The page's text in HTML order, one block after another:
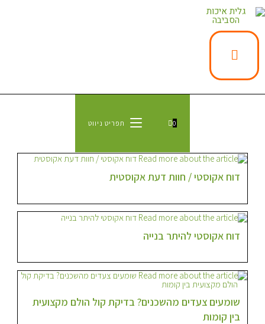
0 תפריט ניווט
דוח אקוסטי / חוות דעת אקוסטית
דוח אקוסטי להיתר בנייה
שומעים צעדים מהשכנים? בדיקת קול הולם מקצועית
בין קומות